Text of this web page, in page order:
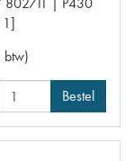
1]
btw)
Bestel